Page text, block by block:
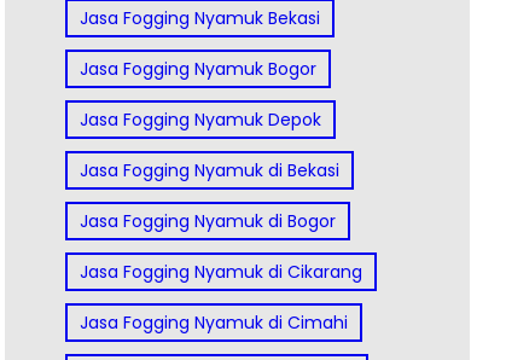
Jasa Fogging Nyamuk Bekasi
Jasa Fogging Nyamuk Bogor
Jasa Fogging Nyamuk Depok
Jasa Fogging Nyamuk di Bekasi
Jasa Fogging Nyamuk di Bogor
Jasa Fogging Nyamuk di Cikarang
Jasa Fogging Nyamuk di Cimahi